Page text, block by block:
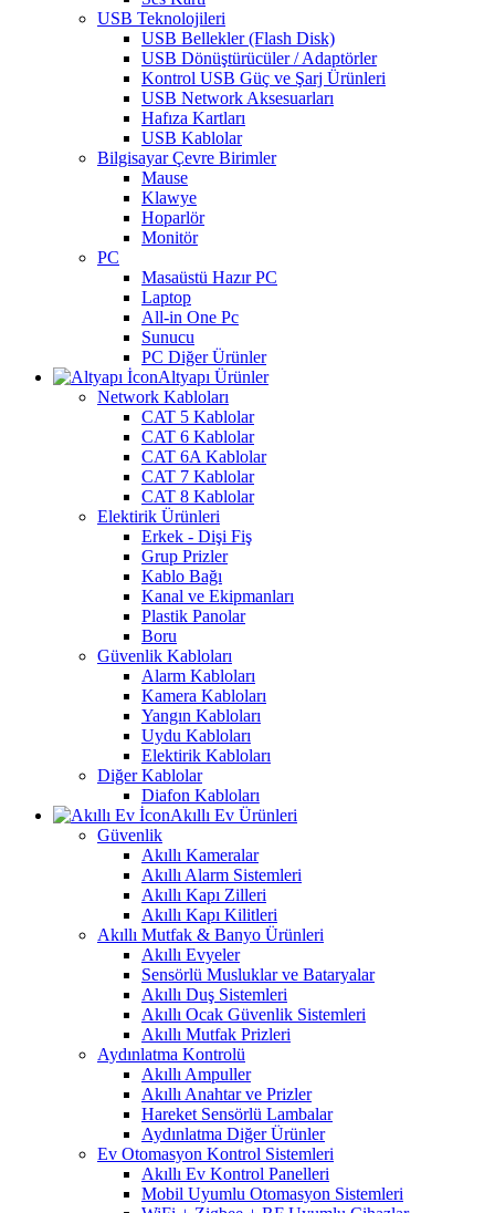
USB Teknolojileri
USB Bellekler (Flash Disk)
USB Dönüştürücüler / Adaptörler
Kontrol USB Güç ve Şarj Ürünleri
USB Network Aksesuarları
Hafıza Kartları
USB Kablolar
Bilgisayar Çevre Birimler
Mause
Klawye
Hoparlör
Monitör
PC
Masaüstü Hazır PC
Laptop
All-in One Pc
Sunucu
PC Diğer Ürünler
Altyapı Ürünler
Network Kabloları
CAT 5 Kablolar
CAT 6 Kablolar
CAT 6A Kablolar
CAT 7 Kablolar
CAT 8 Kablolar
Elektirik Ürünleri
Erkek - Dişi Fiş
Grup Prizler
Kablo Bağı
Kanal ve Ekipmanları
Plastik Panolar
Boru
Güvenlik Kabloları
Alarm Kabloları
Kamera Kabloları
Yangın Kabloları
Uydu Kabloları
Elektirik Kabloları
Diğer Kablolar
Diafon Kabloları
Akıllı Ev Ürünleri
Güvenlik
Akıllı Kameralar
Akıllı Alarm Sistemleri
Akıllı Kapı Zilleri
Akıllı Kapı Kilitleri
Akıllı Mutfak & Banyo Ürünleri
Akıllı Evyeler
Sensörlü Musluklar ve Bataryalar
Akıllı Duş Sistemleri
Akıllı Ocak Güvenlik Sistemleri
Akıllı Mutfak Prizleri
Aydınlatma Kontrolü
Akıllı Ampuller
Akıllı Anahtar ve Prizler
Hareket Sensörlü Lambalar
Aydınlatma Diğer Ürünler
Ev Otomasyon Kontrol Sistemleri
Akıllı Ev Kontrol Panelleri
Mobil Uyumlu Otomasyon Sistemleri